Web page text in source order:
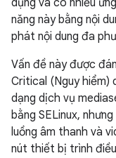
dụng và có nhiều
năng này bằng nội
phát nội dung đa
Vấn đề này được
Critical (Nguy hiểm)
dạng dịch vụ
bằng SELinux,
luồng âm thanh và
nút thiết bị trình